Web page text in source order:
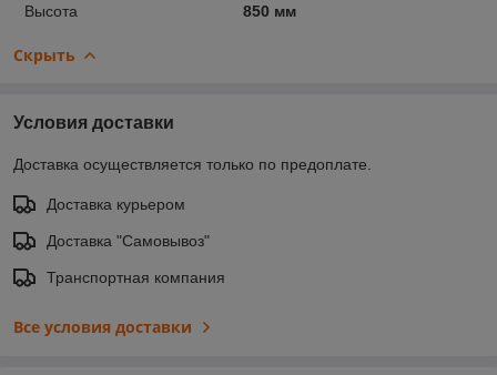
Высота 850 мм
Скрыть
Условия доставки
Доставка осуществляется только по предоплате.
Доставка курьером
Доставка "Самовывоз"
Транспортная компания
Все условия доставки